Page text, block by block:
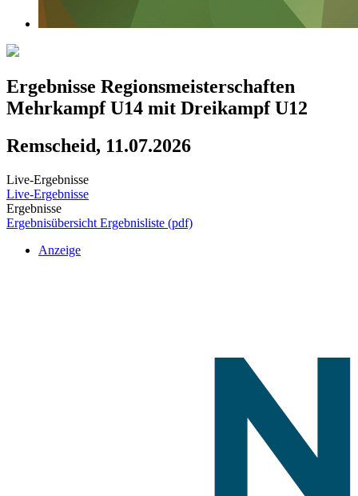
Ergebnisse Regionsmeisterschaften
Mehrkampf U14 mit Dreikampf U12
Remscheid, 11.07.2026
Live-Ergebnisse
Live-Ergebnisse
Ergebnisse
Ergebnisübersicht Ergebnisliste (pdf)
Anzeige